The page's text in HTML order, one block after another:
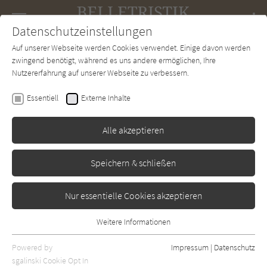
SUCHE Forum Charts Newsletter
Omid Scobie
Standard
Alle Kategorien anzeigen
Datenschutzeinstellungen
Auf unserer Webseite werden Cookies verwendet. Einige davon werden
zwingend benötigt, während es uns andere ermöglichen, Ihre
Nutzererfahrung auf unserer Webseite zu verbessern.
Essentiell Externe Inhalte
Alle akzeptieren
Speichern & schließen
Nur essentielle Cookies akzeptieren
Essentielle Cookies werden für grundlegende Funktionen der
Webseite benötigt. Dadurch ist gewährleistet, dass die Webseite
Weitere Informationen
Powered by
sgalinski Cookie Opt In
Impressum | Datenschutz